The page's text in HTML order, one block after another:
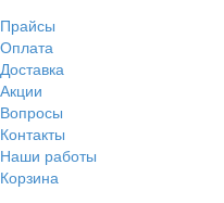
Прайсы
Оплата
Доставка
Акции
Вопросы
Контакты
Наши работы
Корзина